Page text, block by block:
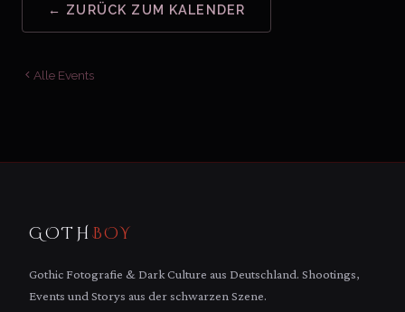
← ZURÜCK ZUM KALENDER
Alle Events
GOTH BOY
Gothic Fotografie & Dark Culture aus Deutschland. Shootings,
Events und Storys aus der schwarzen Szene.